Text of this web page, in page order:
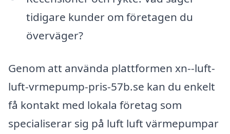
tidigare kunder om företagen du
överväger?
Genom att använda plattformen xn--luft-
luft-vrmepump-pris-57b.se kan du enkelt
få kontakt med lokala företag som
specialiserar sig på luft luft värmepumpar